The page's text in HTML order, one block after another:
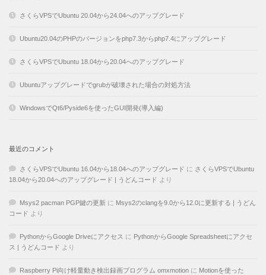
さくらVPSでUbuntu 20.04から24.04へのアップグレード
Ubuntu20.04のPHPのバージョンをphp7.3からphp7.4にアップグレード
さくらVPSでUbuntu 18.04から20.04へのアップグレード
Ubuntuアップグレードでgrubが破壊された場合の対処方法
WindowsでQt6/Pyside6を使ったGUI開発(導入編)
最近のコメント
さくらVPSでUbuntu 16.04から18.04へのアップグレード に さくらVPSでUbuntu
18.04から20.04へのアップグレード | うどんコード より
Msys2 pacman PGP鍵の更新 に Msys2のclangを9.0から12.0に更新する | うどん
コード より
PythonからGoogle Driveにアクセス に PythonからGoogle Spreadsheetにアクセ
ス | うどんコード より
Raspberry Pi向け軽量動き検出録画プログラム omxmotion に Motionを使った